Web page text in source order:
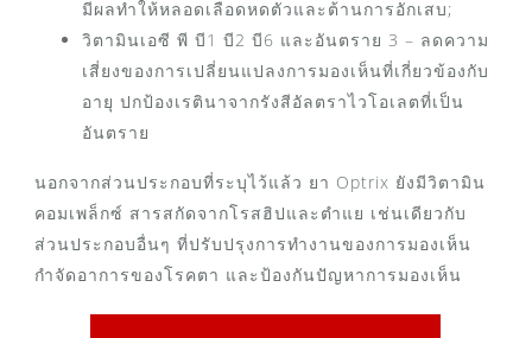
มีผลทำให้หลอดเลือดหดตัวและต้านการอักเสบ;
วิตามินเอซี พี บี1 บี2 บี6 และอันตราย 3 – ลดความ
เสี่ยงของการเปลี่ยนแปลงการมองเห็นที่เกี่ยวข้องกับ
อายุ ปกป้องเรตินาจากรังสีอัลตราไวโอเลตที่เป็น
อันตราย
นอกจากส่วนประกอบที่ระบุไว้แล้ว ยา Optrix ยังมีวิตามิน
คอมเพล็กซ์ สารสกัดจากโรสฮิปและตำแย เช่นเดียวกับ
ส่วนประกอบอื่นๆ ที่ปรับปรุงการทำงานของการมองเห็น
กำจัดอาการของโรคตา และป้องกันปัญหาการมองเห็น